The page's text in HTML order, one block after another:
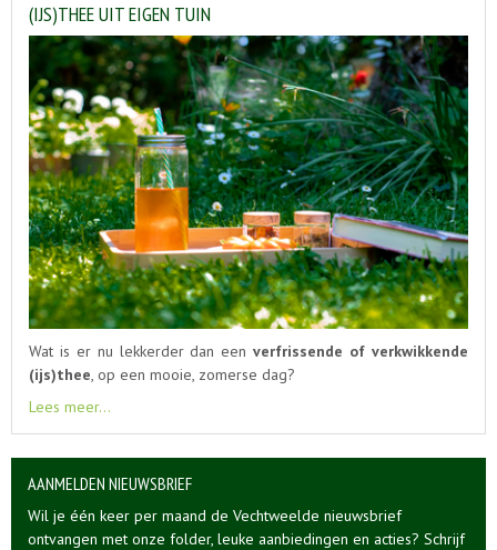
(IJS)THEE UIT EIGEN TUIN
Wat is er nu lekkerder dan eenverfrissende of verkwikkende
(ijs)thee, op een mooie, zomerse dag?
Lees meer...
AANMELDEN NIEUWSBRIEF
Wil je één keer per maand de Vechtweelde nieuwsbrief
ontvangen met onze folder, leuke aanbiedingen en acties? Schrijf